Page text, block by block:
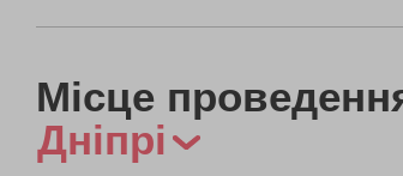
Місце
Дніпрі